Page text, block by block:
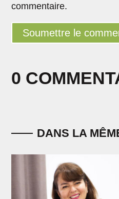
0
commentaire.
Soumettre le
DANS LA